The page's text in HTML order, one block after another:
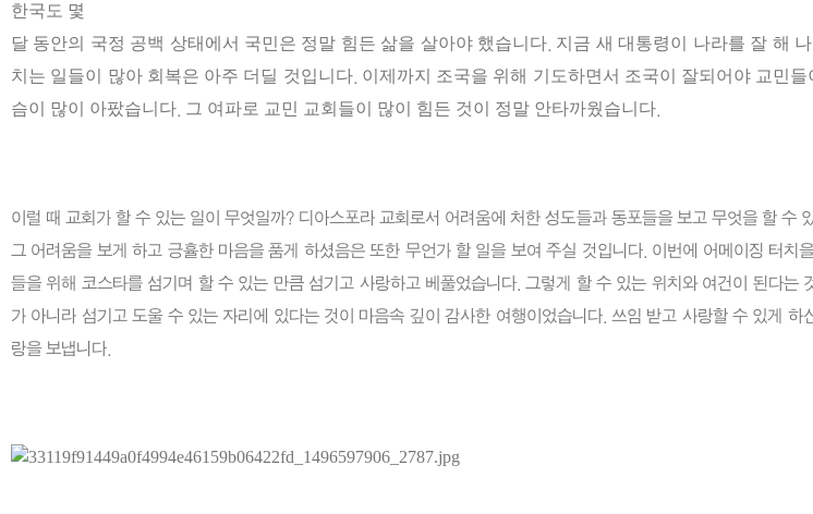
한국도 몇
달 동안의 국정 공백 상태에서 국민은 정말 힘든 삶을 살아야 했습니다 지금 새 대통령이 나라를 잘 해
치는 일들이 많아 회복은 아주 더딜 것입니다. 이제까지 조국을 위해 기도하면서 조국이 잘되어야 교민들
슴이
많이 아팠습니다 그 여파로 교민 교회들이 많이 힘든 것이 정말 안타까웠습니다
이럴 때 교회가 할 수 있는 일이 무엇일까? 디아스포라 교회로서 어려움에 처한 성도들과 동포들을 보고 무엇을 할 수
그 어려움을 보게 하고 긍휼한 마음을 품게 하셨음은 또한 무언가 할 일을 보여 주실 것입니다. 이번에 어메이징 터치
들을 위해 코스타를 섬기며 할 수 있는 만큼 섬기고 사랑하고 베풀었습니다. 그렇게 할 수 있는 위치와 여건이 된다는
가 아니라 섬기고 도울 수 있는 자리에 있다는 것이 마음속 깊이 감사한 여행이었습니다. 쓰임 받고 사랑할 수 있게
랑을 보냅니다.